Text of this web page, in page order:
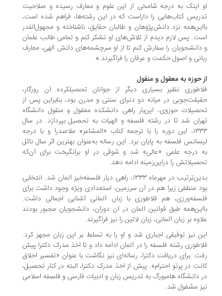
اینک به درجه شامخی از این علوم و معارف رسیده و صلاحیت
کتاب‌هایی را داراست که در این رشته‌ها، فراهم شده است،
نزد دانش‌پژوهان و طالبان حقایق، ناشناخته و مجهول‌القدر
پس لازم دیدم از تلاش‌های او تشکر کنم و تمامی طالب علمان
را سفارش کنم تا از او سرچشمه‌های دانش الهی، معارف
و اصول حکمت و عرفان را فراگیرند.»
حوزه به معقول و منقول
نظیر بسیاری دیگر از جوانان تحصیلکرده آن روزگار،
در میانه دو دنیای سنتی و مدرن بود، بنابراین پس از
حوزوی، این‌بار راهی دانشکده معقول و منقول دانشگاه
شد تا در رشته فلسفه و الهیات به تحصیل بپردازد. در سال
۱۳۳۳، این دوره را با ترجمه کتاب «المشاعر» ملاصدرا و با درجه
فلسفه به پایان برد. این رساله به‌عنوان بهترین اثر سال نائل
درجه علمی «عالی» شد و شوقی در او برانگیخت برای آن‌که
را دراین‌زمینه ادامه دهد.
بدین‌ترتیب در مهرماه ۱۳۳۳، راهی دیار فلسفه‌خیز آلمان شد. انتخابی
منطقی زیرا هم در آن سرزمین، استعدادی ویژه وجود داشت برای
هم فلاطوری با زبان آلمانی آشنایی اجمالی داشت.
طبق قوانین آلمان در آن دوران، دانشجویان مجبور بودند
‌بر زبان آلمانی، زبان لاتین را نیز فراگیرند.
نیز توفیقی اجباری شد و او را به تسلط بر این زبان مجهز کرد.
رشته فلسفه را در آلمان ادامه داد و تا اخذ مدرک دکترا پیش
برای دریافت دکترا، رساله‌ای نیز نگاشت با عنوان «تفسیر اخلاق
در پرتو احترام». پیش از اخذ مدرک دکترا، البته در کنار تحصیل،
دانشگاه هامبورگ به تدریس زبان و ادبیات فارسی و فلسفه اسلامی
مشغول شد.